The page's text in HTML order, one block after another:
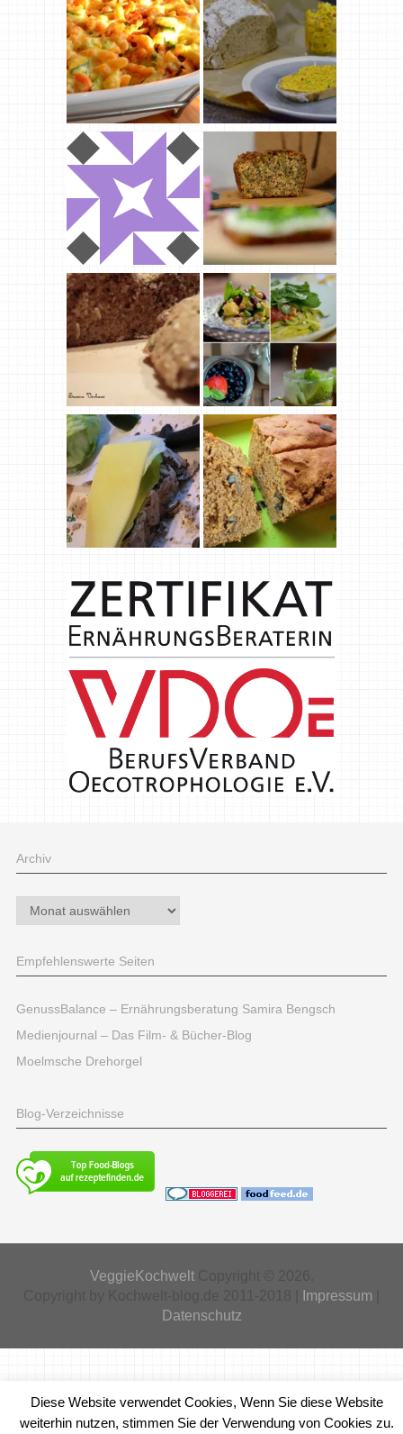
Archiv
Archiv
Empfehlenswerte Seiten
GenussBalance – Ernährungsberatung Samira Bengsch
Medienjournal – Das Film- & Bücher-Blog
Moelmsche Drehorgel
Blog-Verzeichnisse
VeggieKochweltCopyright © 2026.
Impressum
Datenschutz
Diese Website verwendet Cookies, Wenn Sie diese Website
weiterhin nutzen, stimmen Sie der Verwendung von Cookies zu.